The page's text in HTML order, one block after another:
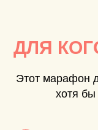
ДЛЯ
Этот марафон
хотя бы